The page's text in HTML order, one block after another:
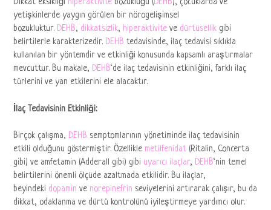
Dikkat eksikliği hiperaktivite bozukluğu (DEHB), çocuklarda ve
yetişkinlerde yaygın görülen bir nörogelişimsel
bozukluktur. DEHB, dikkatsizlik, hiperaktivite ve dürtüsellik gibi
belirtilerle karakterizedir. DEHB tedavisinde, ilaç tedavisi sıklıkla
kullanılan bir yöntemdir ve etkinliği konusunda kapsamlı araştırmalar
mevcuttur. Bu makale, DEHB‘de ilaç tedavisinin etkinliğini, farklı ilaç
türlerini ve yan etkilerini ele alacaktır.
İlaç Tedavisinin Etkinliği:
Birçok çalışma, DEHB semptomlarının yönetiminde ilaç tedavisinin
etkili olduğunu göstermiştir. Özellikle metilfenidat (Ritalin, Concerta
gibi) ve amfetamin (Adderall gibi) gibi uyarıcı ilaçlar, DEHB‘nin temel
belirtilerini önemli ölçüde azaltmada etkilidir. Bu ilaçlar,
beyindeki dopamin ve norepinefrin seviyelerini artırarak çalışır, bu da
dikkat, odaklanma ve dürtü kontrolünü iyileştirmeye yardımcı olur.